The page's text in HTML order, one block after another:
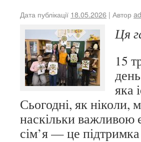
Дата публікації 18.05.2026 | Автор
Ця
15
яка
Сьогодні, як ніколи,
наскільки важливою
сім’я — це